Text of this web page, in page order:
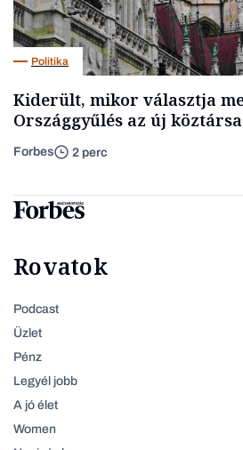
Politika
Kiderült, mikor választja
Országgyűlés az új
Forbes 2 perc
Rovatok
Podcast
Üzlet
Pénz
Legyél jobb
A jó élet
Women